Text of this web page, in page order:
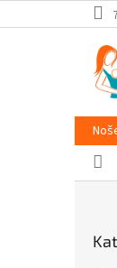
na